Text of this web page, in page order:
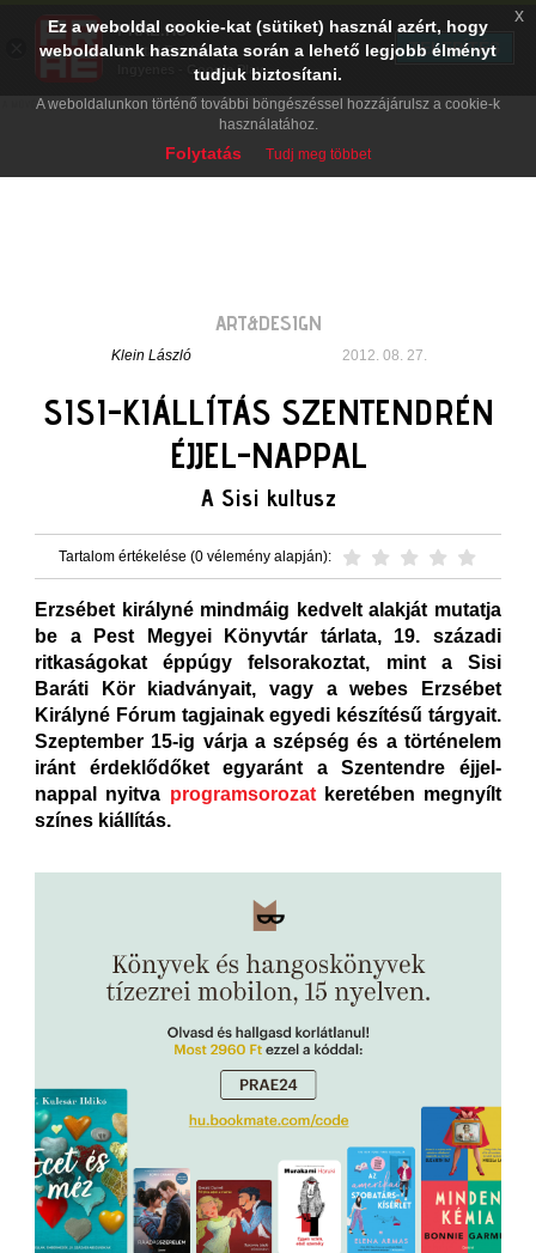
ART&DESIGN
Klein László 2012. 08. 27.
SISI-KIÁLLÍTÁS SZENTENDRÉN
ÉJJEL-NAPPAL
A Sisi kultusz
Tartalom értékelése (0 vélemény alapján):
Erzsébet királyné mindmáig kedvelt alakját mutatja
be a Pest Megyei Könyvtár tárlata, 19. századi
ritkaságokat éppúgy felsorakoztat, mint a Sisi
Baráti Kör kiadványait, vagy a webes Erzsébet
Királyné Fórum tagjainak egyedi készítésű tárgyait.
Szeptember 15-ig várja a szépség és a történelem
iránt érdeklődőket egyaránt a Szentendre éjjel-
nappal nyitva programsorozatkeretében megnyílt
színes kiállítás.
Ez a weboldal cookie-kat (sütiket) használ azért, hogy
weboldalunk használata során a lehető legjobb élményt
tudjuk biztosítani.
A weboldalunkon történő további böngészéssel hozzájárulsz a cookie-k
használatához.
Folytatás Tudj meg többet
x
PRAE.HU
Digital Evolution
Ingyenes - Google Play
TELEPÍTÉS